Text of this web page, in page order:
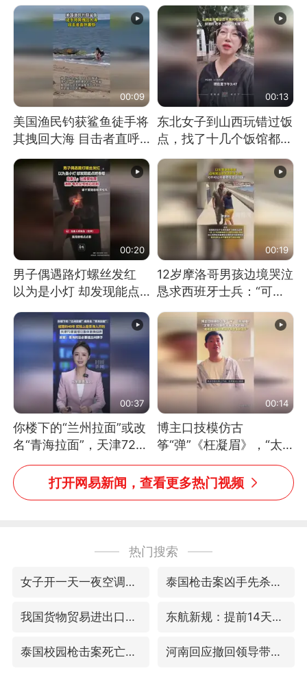
00:09
美国渔民钓获鲨鱼徒手将
其拽回大海 目击者直呼
震惊 （视频来源：参考
消息）
00:13
东北女子到山西玩错过饭
点，找了十几个饭馆都没
开门：午休到几点
00:20
男子偶遇路灯螺丝发红
以为是小灯 却发现能点
燃香烟 当事人：已报警
处理
00:19
12岁摩洛哥男孩边境哭泣
恳求西班牙士兵：“可不
可以不要把我遣返回国”
00:37
你楼下的“兰州拉面”或改
名“青海拉面”，天津72家
面馆已集体更换招牌
00:14
博主口技模仿古
筝“弹”《枉凝眉》，“太
像了～你是吃古筝长大的
吗？”“或将成为首位考级
不带古筝的选手。”（来
打开网易新闻，查看更多热门视频
热门搜索
女子开一天一夜空调后二氧化碳中毒 泰国枪击案凶手先杀祖父母后行凶
我国货物贸易进出口超30万亿元 东航新规：提前14天可免费退改签
泰国校园枪击案死亡人数升至7人 河南回应撤回领导带薪错峰休假通知